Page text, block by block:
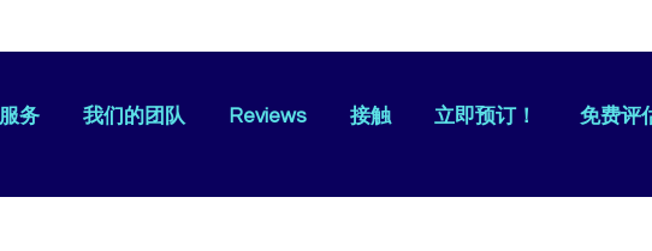
服务 我们的团队 Reviews 接触 立即预订！ 免费评